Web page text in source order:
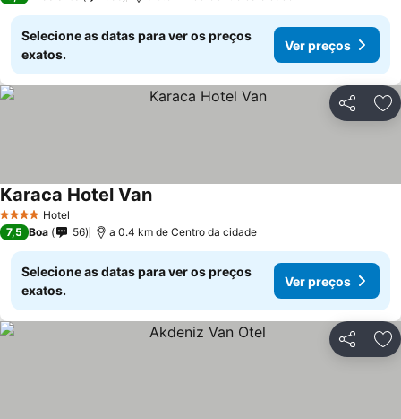
Selecione as datas para ver os preços
exatos.
Ver preços
Partilhar
4 EstrelasHotel
Karaca Hotel Van
7,5 Boa 56 a 0.4 km de Centro da cidade
Selecione as datas para ver os preços
exatos.
Ver preços
Partilhar